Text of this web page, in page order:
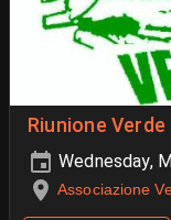
Riunione
Wednesday,
Associazione